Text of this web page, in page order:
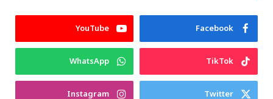
Facebook
YouTube
TikTok
WhatsApp
Twitter
Instagram